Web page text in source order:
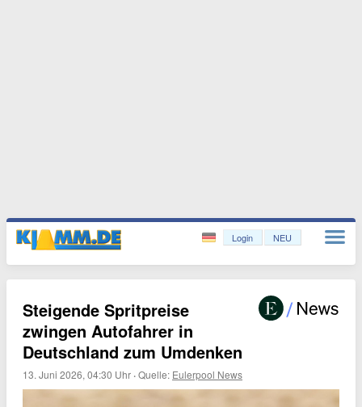
Login NEU
Steigende Spritpreise
zwingen Autofahrer in
Deutschland zum Umdenken
13. Juni 2026, 04:30 Uhr ·Quelle: Eulerpool News